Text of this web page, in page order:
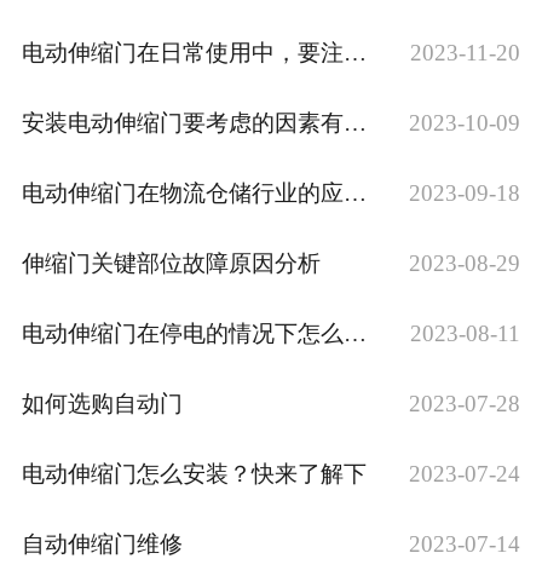
电动伸缩门在日常使用中，要注意哪些问题，这些技巧了解下 2023-11-20
安装电动伸缩门要考虑的因素有哪些，这些你知道吗？ 2023-10-09
电动伸缩门在物流仓储行业的应用，这些要知道 2023-09-18
伸缩门关键部位故障原因分析 2023-08-29
电动伸缩门在停电的情况下怎么手动开门 2023-08-11
如何选购自动门 2023-07-28
电动伸缩门怎么安装？快来了解下 2023-07-24
自动伸缩门维修 2023-07-14